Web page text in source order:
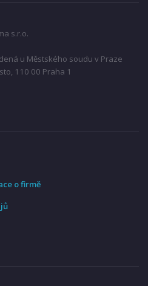
s.r.o.
u Městského soudu v Praze
110 00 Praha 1
o firmě